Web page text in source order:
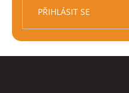
PŘIHLÁSIT SE